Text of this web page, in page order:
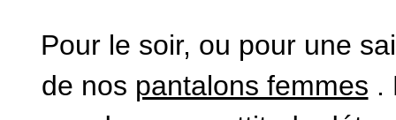
Pour le soir, ou pour une
de nos pantalons femmes .